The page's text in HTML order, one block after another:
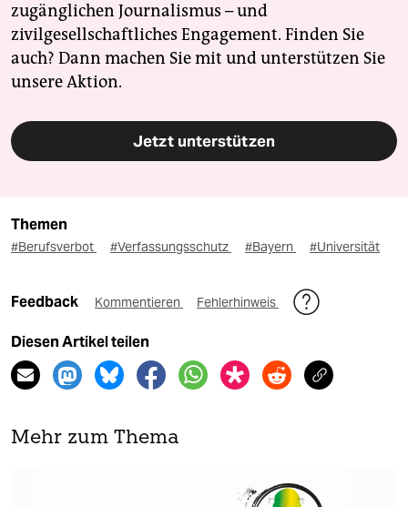
zugänglichen Journalismus – und
zivilgesellschaftliches Engagement. Finden Sie
auch? Dann machen Sie mit und unterstützen Sie
unsere Aktion.
Jetzt unterstützen
Themen
#Berufsverbot #Verfassungsschutz #Bayern #Universität
Feedback Kommentieren Fehlerhinweis
Diesen Artikel teilen
Mehr zum Thema